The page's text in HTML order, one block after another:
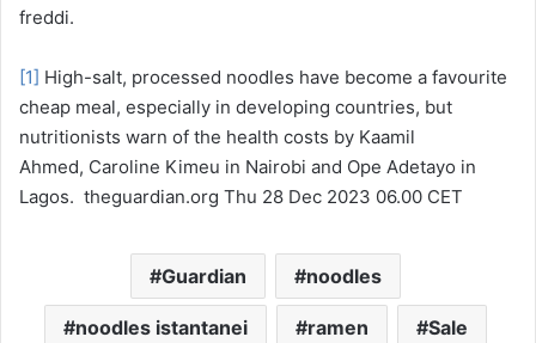
freddi.
[1] High-salt, processed noodles have become a favourite
cheap meal, especially in developing countries, but
nutritionists warn of the health costs by Kaamil
Ahmed, Caroline Kimeu in Nairobi and Ope Adetayo in
Lagos. theguardian.org Thu 28 Dec 2023 06.00 CET
Guardian noodles
noodles istantanei ramen Sale